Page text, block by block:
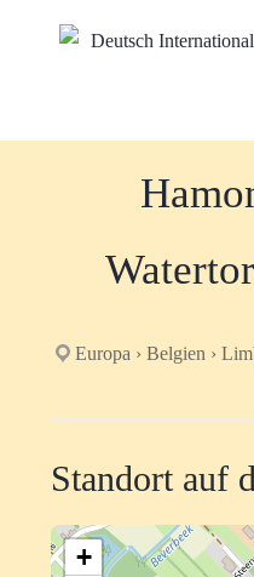
Europa › Belgien ›
Standort auf
+